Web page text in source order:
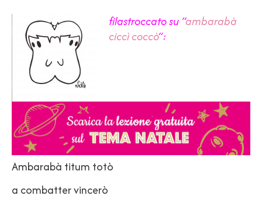
filastroccato su “ambarabà
ciccì coccò”:
Ambarabà titum totò
a combatter vincerò